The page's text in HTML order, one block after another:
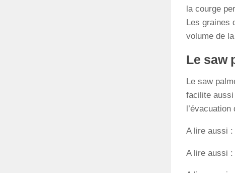
la courge
Les graines
volume de
Le saw
Le saw
facilite
A lire aussi :
A lire aussi :